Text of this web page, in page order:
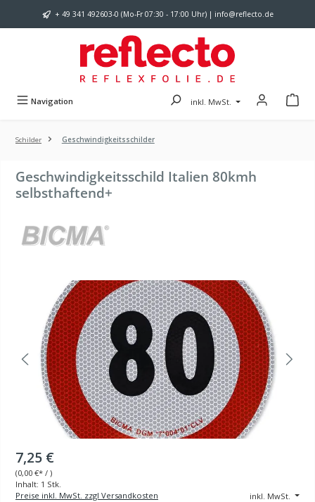
Zum Hauptinhalt springen
+ 49 341 492603-0 (Mo-Fr 07:30 - 17:00 Uhr) | info@reflecto.de
Navigation inkl. MwSt.
Schilder Geschwindigkeitsschilder
Geschwindigkeitsschild Italien 80kmh
selbsthaftend+
Bildergalerie überspringen
7,25 €
(0,00 €* / )
Inhalt: 1 Stk.
inkl. MwSt.
Preise inkl. MwSt. zzgl Versandkosten